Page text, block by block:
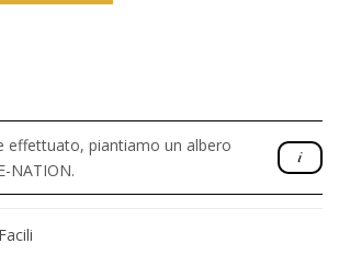
effettuato, piantiamo un albero
NATION.